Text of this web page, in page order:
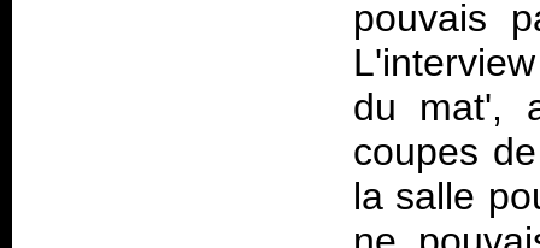
pouvais
du mat',
coupes
la salle